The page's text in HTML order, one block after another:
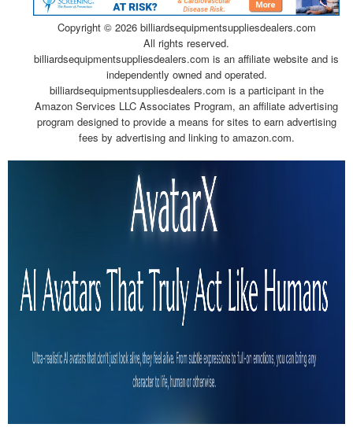
Copyright © 2026 billiardsequipmentsuppliesdealers.com
All rights reserved.
billiardsequipmentsuppliesdealers.com is an affiliate website and is
independently owned and operated.
billiardsequipmentsuppliesdealers.com is a participant in the
Amazon Services LLC Associates Program, an affiliate advertising
program designed to provide a means for sites to earn advertising
fees by advertising and linking to amazon.com.